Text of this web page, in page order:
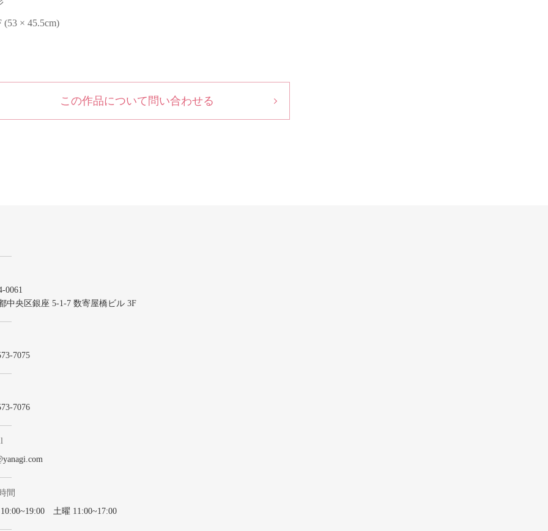
(53 × 45.5cm)
この作品について問い合わせる
0061
中央区銀座 5-1-7 数寄屋橋ビル 3F
7075
7076
間
土曜 11:00~17:00